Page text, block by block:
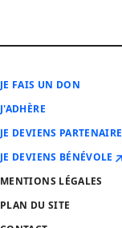
JE FAIS UN DON
J'ADHÈRE
JE DEVIENS PARTENAIRE
JE DEVIENS BÉNÉVOLE
MENTIONS LÉGALES
PLAN DU SITE